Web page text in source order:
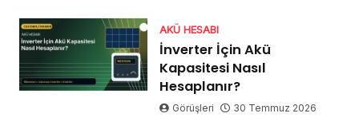
AKÜ HESABI
İnverter İçin Akü
Kapasitesi Nasıl
Hesaplanır?
Görüşleri 30 Temmuz 2026